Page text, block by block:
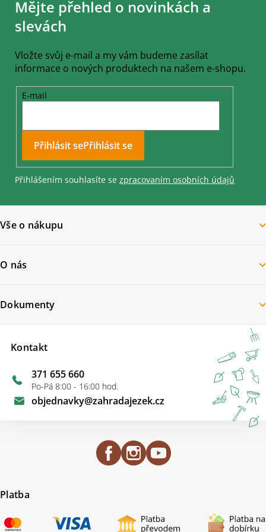
Mějte přehled o novinkách a
slevách
Vložte svůj e-mail a my vám budeme zasílat
informace o nových produktech na našem e-shopu.
E-mail
Přihlásit se
Přihlášením souhlasíte se zpracovaním osobních údajů
Vše o nákupu
O nás
Kontakt
objednavky@zahradajezek.cz
371 655 660
Po-Pá 8:00 - 16:00 hod.
Dokumenty
Platba